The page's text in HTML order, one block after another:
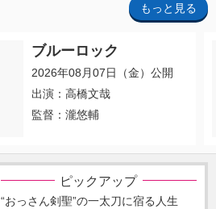
もっと見る
ブルーロック
2026年08月07日（金）公開
出演：高橋文哉
監督：瀧悠輔
ピックアップ
“おっさん剣聖”の一太刀に宿る人生